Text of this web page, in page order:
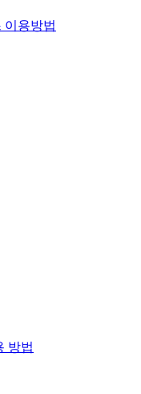
이용방법
방법